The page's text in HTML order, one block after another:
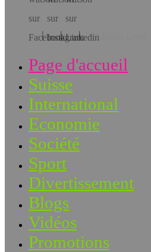
Téléchargez l’app!
Page d'accueil
Suisse
International
Economie
Société
Sport
Divertissement
Blogs
Vidéos
Promotions